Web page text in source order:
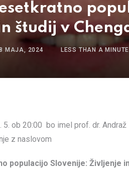
študij v
MAJA, 2024 LESS THAN A MINUTE
z naslovom
populacijo Slovenije: Življenje